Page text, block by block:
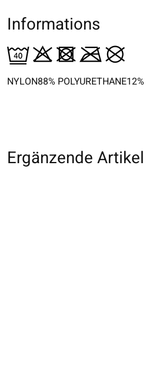
Informations
NYLON88% POLYURETHANE12%
Ergänzende Artikel